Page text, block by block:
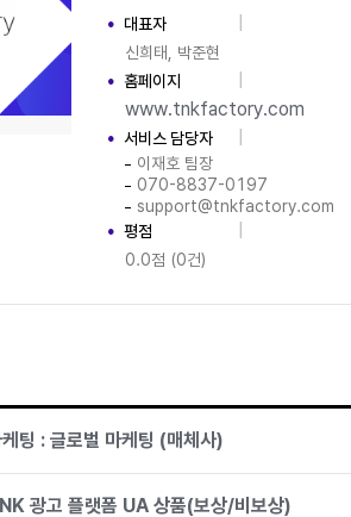
대표자
신희태, 박준현
홈페이지
www.tnkfactory.com
서비스 담당자
이재호 팀장
070-8837-0197
support@tnkfactory.com
평점
0.0점 (0건)
팅 : 글로벌 마케팅 (매체사)
광고 플랫폼 UA 상품(보상/비보상)